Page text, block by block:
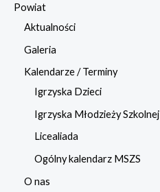
Powiat
Aktualności
Galeria
Kalendarze / Terminy
Igrzyska Dzieci
Igrzyska Młodzieży Szkolnej
Licealiada
Ogólny kalendarz MSZS
O nas